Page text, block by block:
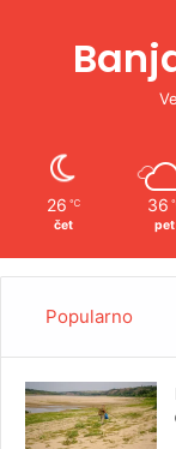
26 ℃
čet
36
pet
Popularno